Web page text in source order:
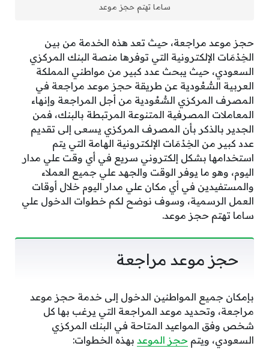
ساما تهتم حجز موعد
حجز موعد مراجعة، حيث تعد هذه الخدمة من بين
الخِدْمَات الإلكترونية التي توفرها منصة البنك المركزي
السعودي، حيث يبحث عدد كبير من مواطني المملكة
العربية السُّعُودية عن طريقة حجز موعد مراجعة في
المصرف المركزي السُّعُودية من أجل المراجعة وإنهاء
المعاملات المصرفية المتنوعة المرتبطة بالبنك، فمن
الجدير بالذكر بأن المصرف المركزي يسعى إلى تقديم
عدد كبير من الخِدْمَات الإلكترونية الهامة التي يتم
استخدامها بشكل إلكتروني سريع في أي وقت علي مدار
اليوم، وهو ما يوفر الوقت والجهد علي جميع العملاء
والمستفيدين في أي مكان علي مدار اليوم خلال أوقات
العمل الرسمية، وسوف نوضح لكم خطوات الدخول علي
ساما تهتم حجز موعد.
حجز موعد مراجعة
بإمكان جميع المواطنين الدخول إلى خدمة حجز موعد
مراجعة، وتحديد موعد المراجعة التي يرغب بها كل
شخص وفق المواعيد المتاحة في البنك المركزي
السعودي، ويتم حجز الموعد بهذه الخطوات: